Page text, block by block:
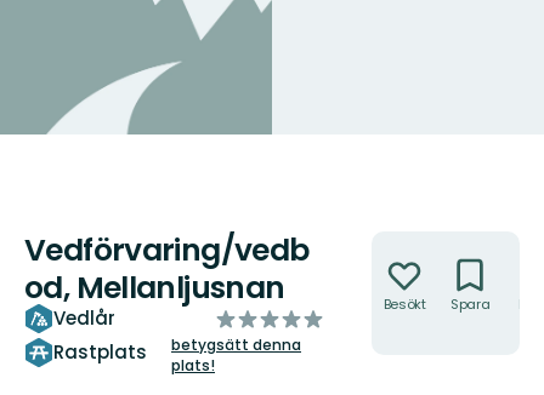
Vedförvaring/vedb
od, Mellanljusnan
Vedlår
Rastplats
av
5
stjärnor
betygsätt denna
plats!
Besökt Spara